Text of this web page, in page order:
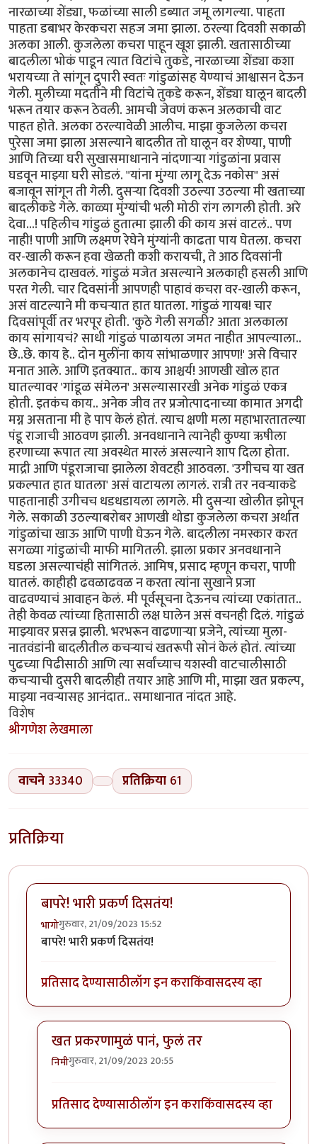
नारळाच्या शेंड्या, फळांच्या साली डब्यात जमू लागल्या. पाहता
पाहता डबाभर केरकचरा सहज जमा झाला. ठरल्या दिवशी सकाळी
अलका आली. कुजलेला कचरा पाहून खूश झाली. खतासाठीच्या
बादलीला भोकं पाडून त्यात विटांचे तुकडे, नारळाच्या शेंड्या कशा
भरायच्या ते सांगून दुपारी स्वतः गांडुळांसह येण्याचं आश्वासन देऊन
गेली. मुलीच्या मदतीने मी विटांचे तुकडे करून, शेंड्या घालून बादली
भरून तयार करून ठेवली. आमची जेवणं करून अलकाची वाट
पाहत होते. अलका ठरल्यावेळी आलीच. माझा कुजलेला कचरा
पुरेसा जमा झाला असल्याने बादलीत तो घालून वर शेण्या, पाणी
आणि तिच्या घरी सुखासमाधानाने नांदणाऱ्या गांडुळांना प्रवास
घडवून माझ्या घरी सोडलं. "यांना मुंग्या लागू देऊ नकोस" असं
बजावून सांगून ती गेली. दुसऱ्या दिवशी उठल्या उठल्या मी खताच्या
बादलीकडे गेले. काळ्या मुंग्यांची भली मोठी रांग लागली होती. अरे
देवा...! पहिलीच गांडुळं हुतात्मा झाली की काय असं वाटलं.. पण
नाही! पाणी आणि लक्ष्मण रेघेने मुंग्यांनी काढता पाय घेतला. कचरा
वर-खाली करून हवा खेळती कशी करायची, ते आठ दिवसांनी
अलकानेच दाखवलं. गांडुळं मजेत असल्याने अलकाही हसली आणि
परत गेली. चार दिवसांनी आपणही पाहावं कचरा वर-खाली करून,
असं वाटल्याने मी कचऱ्यात हात घातला. गांडुळं गायब! चार
दिवसांपूर्वी तर भरपूर होती. 'कुठे गेली सगळी? आता अलकाला
काय सांगायचं? साधी गांडुळं पाळायला जमत नाहीत आपल्याला..
छे..छे. काय हे.. दोन मुलींना काय सांभाळणार आपण!' असे विचार
मनात आले. आणि इतक्यात.. काय आश्चर्य! आणखी खोल हात
घातल्यावर 'गांडूळ संमेलन' असल्यासारखी अनेक गांडुळं एकत्र
होती. इतकंच काय.. अनेक जीव तर प्रजोत्पादनाच्या कामात अगदी
मग्न असताना मी हे पाप केलं होतं. त्याच क्षणी मला महाभारतातल्या
पंडू राजाची आठवण झाली. अनवधानाने त्यानेही कुण्या ऋषीला
हरणाच्या रूपात त्या अवस्थेत मारलं असल्याने शाप दिला होता.
माद्री आणि पंडूराजाचा झालेला शेवटही आठवला. 'उगीचच या खत
प्रकल्पात हात घातला' असं वाटायला लागलं. रात्री तर नवऱ्याकडे
पाहतानाही उगीचच धडधडायला लागले. मी दुसऱ्या खोलीत झोपून
गेले. सकाळी उठल्याबरोबर आणखी थोडा कुजलेला कचरा अर्थात
गांडुळांचा खाऊ आणि पाणी घेऊन गेले. बादलीला नमस्कार करत
सगळ्या गांडुळांची माफी मागितली. झाला प्रकार अनवधानाने
घडला असल्याचंही सांगितलं. आमिष, प्रसाद म्हणून कचरा, पाणी
घातलं. काहीही ढवळाढवळ न करता त्यांना सुखाने प्रजा
वाढवण्याचं आवाहन केलं. मी पूर्वसूचना देऊनच त्यांच्या एकांतात..
तेही केवळ त्यांच्या हितासाठी लक्ष घालेन असं वचनही दिलं. गांडुळं
माझ्यावर प्रसन्न झाली. भरभरून वाढणाऱ्या प्रजेने, त्यांच्या मुला-
नातवंडांनी बादलीतील कचऱ्याचं खतरूपी सोनं केलं होतं. त्यांच्या
पुढच्या पिढीसाठी आणि त्या सर्वांच्याच यशस्वी वाटचालीसाठी
कचऱ्याची दुसरी बादलीही तयार आहे आणि मी, माझा खत प्रकल्प,
माझ्या नवऱ्यासह आनंदात.. समाधानात नांदत आहे.
विशेष
श्रीगणेश लेखमाला
वाचने 33340 प्रतिक्रिया 61
प्रतिक्रिया
बापरे! भारी प्रकर्ण दिसतंय!
भागोगुरुवार, 21/09/2023 15:52
बापरे! भारी प्रकर्ण दिसतंय!
प्रतिसाद देण्यासाठीलॉग इन कराकिंवासदस्य व्हा
खत प्रकरणामुळं पानं, फुलं तर
निमीगुरुवार, 21/09/2023 20:55
प्रतिसाद देण्यासाठीलॉग इन कराकिंवासदस्य व्हा